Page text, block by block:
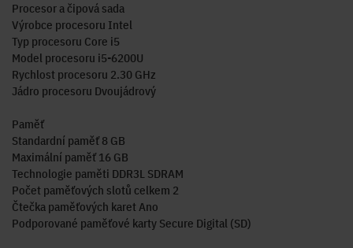
Procesor a čipová sada
Výrobce procesoru Intel
Typ procesoru Core i5
Model procesoru i5-6200U
Rychlost procesoru 2.30 GHz
Jádro procesoru Dvoujádrový
Paměť
Standardní paměť 8 GB
Maximální paměť 16 GB
Technologie paměti DDR3L SDRAM
Počet paměťových slotů celkem 2
Čtečka paměťových karet Ano
Podporované paměťové karty Secure Digital (SD)